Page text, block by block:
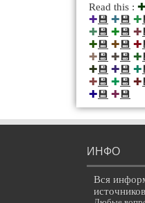
Read this : ✚
✚💾 ✚💾 ✚
✚💾 ✚💾 ✚
✚💾 ✚💾 ✚
✚💾 ✚💾 ✚
✚💾 ✚💾 ✚
✚💾 ✚💾 ✚
✚💾 ✚💾
ИНФО
Вся